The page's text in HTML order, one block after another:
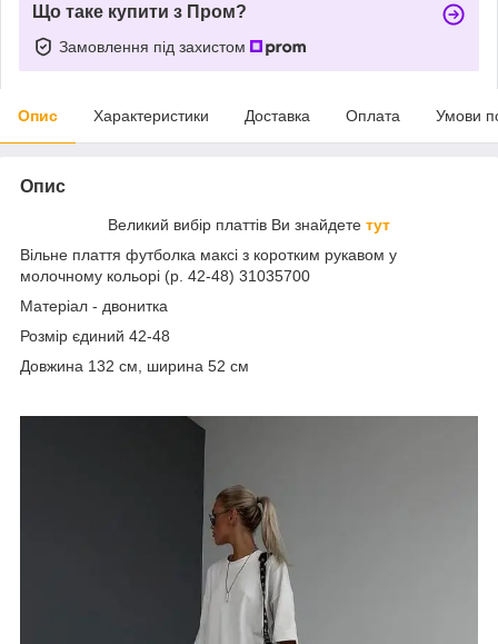
Що таке купити з Пром?
Замовлення під захистом
Опис Характеристики Доставка Оплата Умови
Опис
Великий вибір платтів Ви знайдете тут
Вільне плаття футболка максі з коротким рукавом у
молочному кольорі (р. 42-48) 31035700
Матеріал - двонитка
Розмір єдиний 42-48
Довжина 132 см, ширина 52 см